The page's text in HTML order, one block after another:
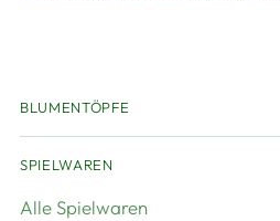
BLUMENTÖPFE
SPIELWAREN
Alle Spielwaren